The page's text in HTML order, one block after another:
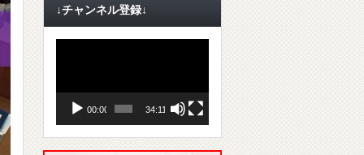
↓チャンネル登録↓
ー
00:00 34:11